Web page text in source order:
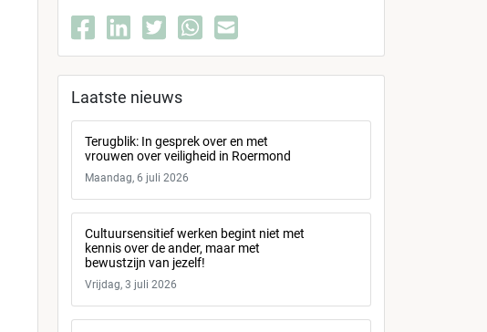
Laatste nieuws
Terugblik: In gesprek over en met
vrouwen over veiligheid in Roermond
Maandag, 6 juli 2026
Cultuursensitief werken begint niet met
kennis over de ander, maar met
bewustzijn van jezelf!
Vrijdag, 3 juli 2026